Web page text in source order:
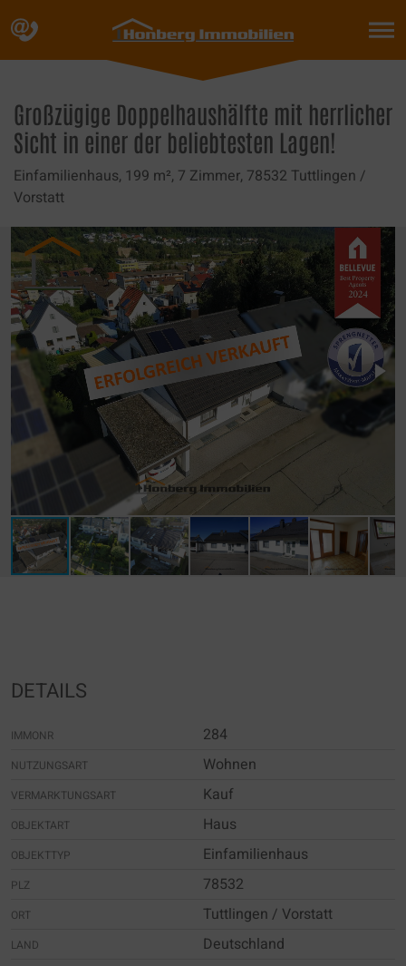
to
Großzügige Doppelhaushälfte mit herrlicher
Sicht in einer der beliebtesten Lagen!
Einfamilienhaus, 199 m², 7 Zimmer, 78532 Tuttlingen /
Vorstatt
DETAILS
IMMONR 284
NUTZUNGSART Wohnen
VERMARKTUNGSART Kauf
OBJEKTART Haus
OBJEKTTYP Einfamilienhaus
PLZ 78532
ORT Tuttlingen / Vorstatt
LAND Deutschland